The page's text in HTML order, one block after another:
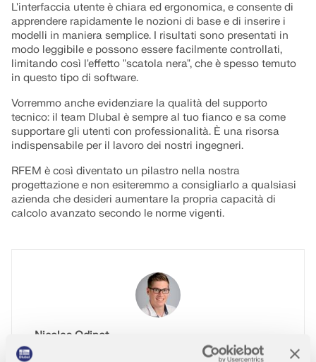
L'interfaccia utente è chiara ed ergonomica, e consente di
apprendere rapidamente le nozioni di base e di inserire i
modelli in maniera semplice. I risultati sono presentati in
modo leggibile e possono essere facilmente controllati,
limitando così l'effetto "scatola nera", che è spesso temuto
in questo tipo di software.
Vorremmo anche evidenziare la qualità del supporto
tecnico: il team Dlubal è sempre al tuo fianco e sa come
supportare gli utenti con professionalità. È una risorsa
indispensabile per il lavoro dei nostri ingegneri.
RFEM è così diventato un pilastro nella nostra
progettazione e non esiteremmo a consigliarlo a qualsiasi
azienda che desideri aumentare la propria capacità di
calcolo avanzato secondo le norme vigenti.
Nicolas Odinot